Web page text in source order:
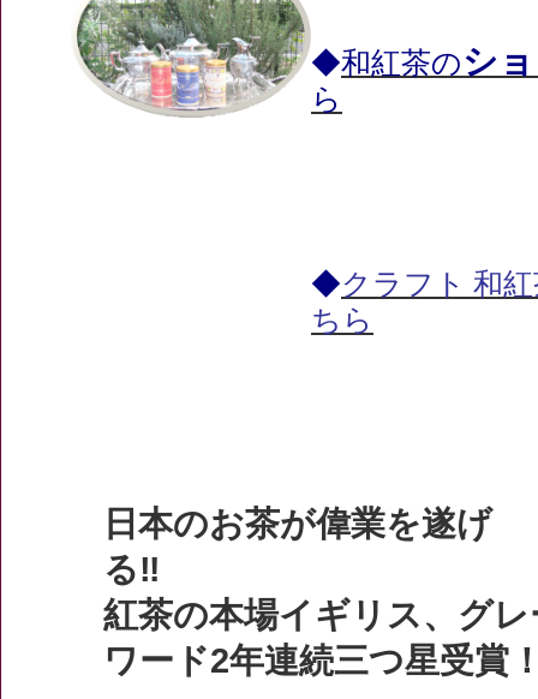
◆和紅茶のシ
ら
◆クラフト 和
ちら
日本のお茶が偉業を遂げ
紅茶の本場イギリス、グ
ワード2年連続三つ星受賞